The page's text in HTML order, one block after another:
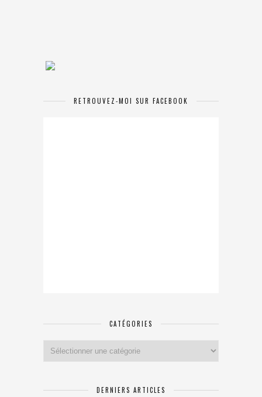
RETROUVEZ-MOI SUR FACEBOOK
CATÉGORIES
DERNIERS ARTICLES